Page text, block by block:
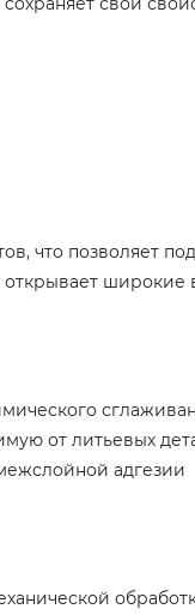
что позволяет
открывает
от литьевых
адгезии